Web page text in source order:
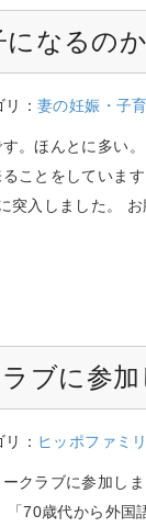
なるの
： 妻の妊娠・子
。ほんとに多い
ことをしていま
突入しました。 お
ブに参加
： ヒッポファミ
クラブに参加し
「70歳代から外国